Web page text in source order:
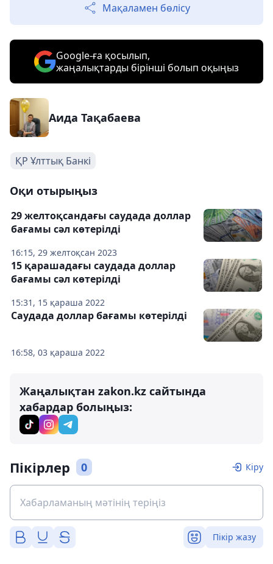
Мақаламен бөлісу
Google-ға қосылып,
жаңалықтарды бірінші болып оқыңыз
Аида Тақабаева
ҚР Ұлттық Банкі
Оқи отырыңыз
16:15, 29 желтоқсан 2023
29 желтоқсандағы саудада доллар
бағамы сәл көтерілді
15:31, 15 қараша 2022
15 қарашадағы саудада доллар
бағамы сәл көтерілді
16:58, 03 қараша 2022
Саудада доллар бағамы көтерілді
Жаңалықтан zakon.kz сайтында
хабардар болыңыз:
Пікірлер 0 Кіру
Пікір жазу